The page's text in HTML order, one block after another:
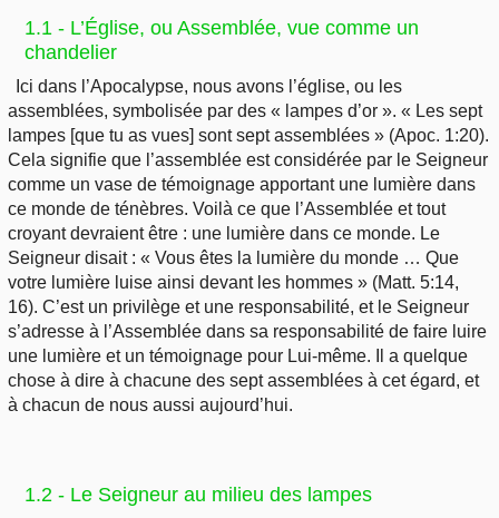
1.1 - L’Église, ou Assemblée, vue comme un
chandelier
Ici dans l’Apocalypse, nous avons l’église, ou les
assemblées, symbolisée par des « lampes d’or ». « Les sept
lampes [que tu as vues] sont sept assemblées » (Apoc. 1:20).
Cela signifie que l’assemblée est considérée par le Seigneur
comme un vase de témoignage apportant une lumière dans
ce monde de ténèbres. Voilà ce que l’Assemblée et tout
croyant devraient être : une lumière dans ce monde. Le
Seigneur disait : « Vous êtes la lumière du monde … Que
votre lumière luise ainsi devant les hommes » (Matt. 5:14,
16). C’est un privilège et une responsabilité, et le Seigneur
s’adresse à l’Assemblée dans sa responsabilité de faire luire
une lumière et un témoignage pour Lui-même. Il a quelque
chose à dire à chacune des sept assemblées à cet égard, et
à chacun de nous aussi aujourd’hui.
1.2 - Le Seigneur au milieu des lampes